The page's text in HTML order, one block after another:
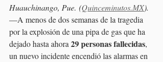
Huauchinango, Pue. (Quinceminutos.MX).
—A menos de dos semanas de la tragedia
por la explosión de una pipa de gas que ha
dejado hasta ahora 29 personas fallecidas,
un nuevo incidente encendió las alarmas en